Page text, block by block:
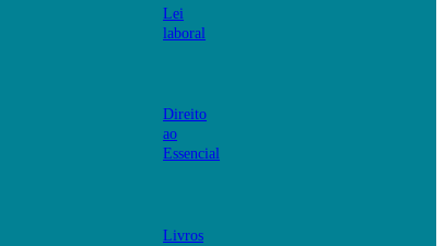
Lei
laboral
Direito
ao
Essencial
Livros